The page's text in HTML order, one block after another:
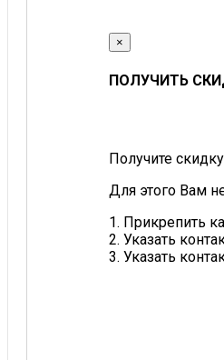
×
ПОЛУЧИТЬ
Получите
Для этого Вам
1. Прикрепить
2. Указать
3. Указать